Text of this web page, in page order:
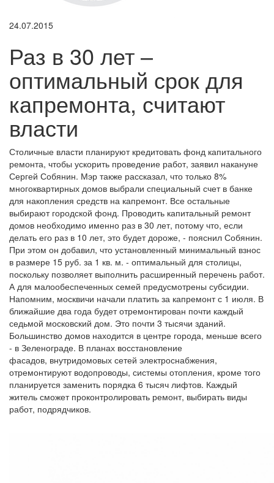
24.07.2015
Раз в 30 лет –
оптимальный срок для
капремонта, считают
власти
Столичные власти планируют кредитовать фонд капитального
ремонта, чтобы ускорить проведение работ, заявил накануне
Сергей Собянин. Мэр также рассказал, что только 8%
многоквартирных домов выбрали специальный счет в банке
для накопления средств на капремонт. Все остальные
выбирают городской фонд. Проводить капитальный ремонт
домов необходимо именно раз в 30 лет, потому что, если
делать его раз в 10 лет, это будет дороже, - пояснил Собянин.
При этом он добавил, что установленный минимальный взнос
в размере 15 руб. за 1 кв. м. - оптимальный для столицы,
поскольку позволяет выполнить расширенный перечень работ.
А для малообеспеченных семей предусмотрены субсидии.
Напомним, москвичи начали платить за капремонт с 1 июля. В
ближайшие два года будет отремонтирован почти каждый
седьмой московский дом. Это почти 3 тысячи зданий.
Большинство домов находится в центре города, меньше всего
- в Зеленограде. В планах восстановление
фасадов, внутридомовых сетей электроснабжения,
отремонтируют водопроводы, системы отопления, кроме того
планируется заменить порядка 6 тысяч лифтов. Каждый
житель сможет проконтролировать ремонт, выбирать виды
работ, подрядчиков.